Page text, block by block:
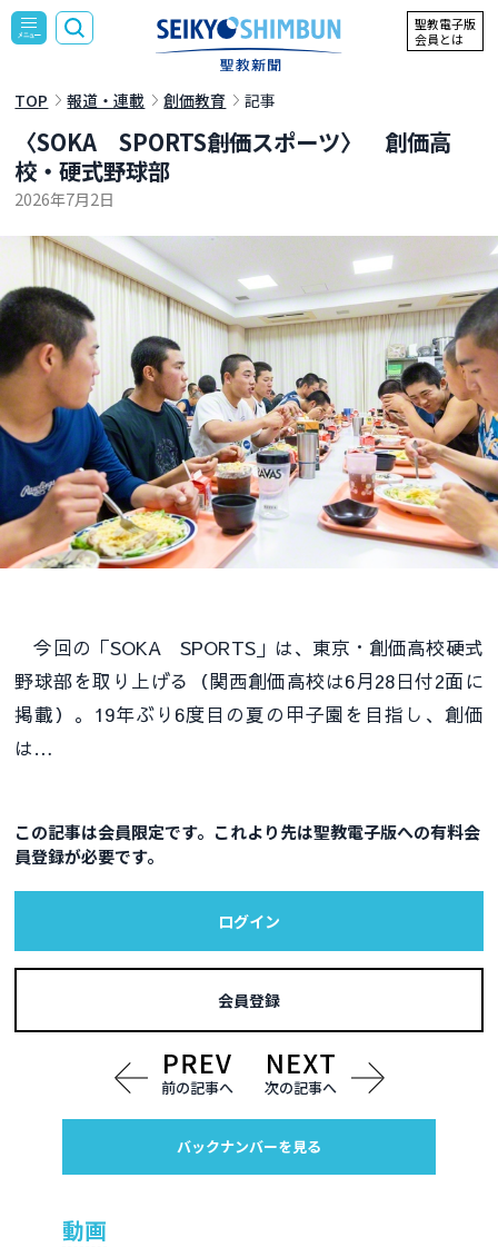
聖教電子版
会員とは
TOP 報道・連載 創価教育 記事
〈SOKA SPORTS――創価スポーツ〉 創価高
校・硬式野球部
2026年7月2日
今回の「SOKA SPORTS」は、東京・創価高校硬式
野球部を取り上げる（関西創価高校は6月28日付2面に
掲載）。19年ぶり6度目の夏の甲子園を目指し、創価
は…
この記事は会員限定です。これより先は聖教電子版への有料会
員登録が必要です。
ログイン
会員登録
前の記事へ 次の記事へ
バックナンバーを見る
動画